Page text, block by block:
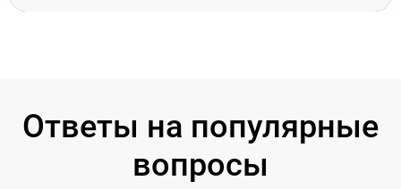
Ответы на популярные
вопросы